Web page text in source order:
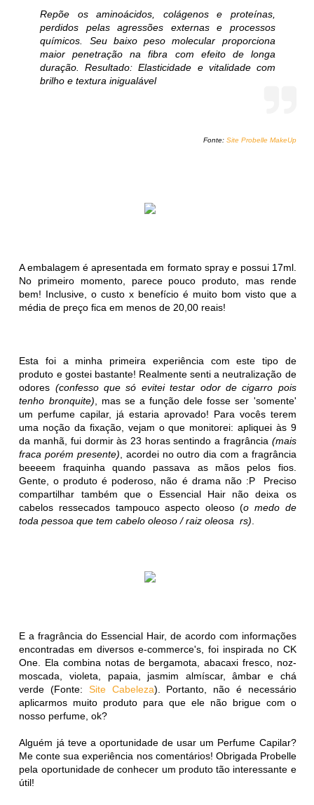
Repõe os aminoácidos, colágenos e proteínas,
perdidos pelas agressões externas e processos
químicos. Seu baixo peso molecular proporciona
maior penetração na fibra com efeito de longa
duração. Resultado: Elasticidade e vitalidade com
brilho e textura inigualável
Fonte: Site Probelle MakeUp
A embalagem é apresentada em formato spray e possui 17ml.
No primeiro momento, parece pouco produto, mas rende
bem! Inclusive, o custo x benefício é muito bom visto que a
média de preço fica em menos de 20,00 reais!
Esta foi a minha primeira experiência com este tipo de
produto e gostei bastante! Realmente senti a neutralização de
odores (confesso que só evitei testar odor de cigarro pois
tenho bronquite) , mas se a função dele fosse ser 'somente'
um perfume capilar, já estaria aprovado! Para vocês terem
uma noção da fixação, vejam o que monitorei: apliquei às 9
da manhã, fui dormir às 23 horas sentindo a fragrância (mais
fraca porém presente) , acordei no outro dia com a fragrância
beeeem fraquinha quando passava as mãos pelos fios.
Gente, o produto é poderoso, não é drama não :P Preciso
compartilhar também que o Essencial Hair não deixa os
cabelos ressecados tampouco aspecto oleoso (o medo de
toda pessoa que tem cabelo oleoso / raiz oleosa rs)
E a fragrância do Essencial Hair, de acordo com informações
encontradas em diversos e-commerce's, foi inspirada no CK
One. Ela combina notas de bergamota, abacaxi fresco, noz-
moscada, violeta, papaia, jasmim almíscar, âmbar e chá
verde (Fonte: Site Cabeleza). Portanto, não é necessário
aplicarmos muito produto para que ele não brigue com o
nosso perfume, ok?
Alguém já teve a oportunidade de usar um Perfume Capilar?
Me conte sua experiência nos comentários! Obrigada Probelle
pela oportunidade de conhecer um produto tão interessante e
útil!